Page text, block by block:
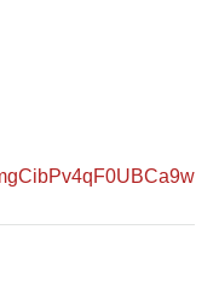
教师18人|8月10日面试